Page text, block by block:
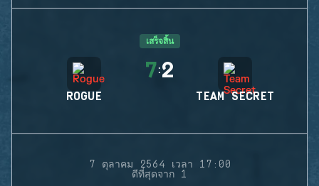
เสร็จสิ้น
ROGUE
7:2
TEAM SECRET
7 ตุลาคม 2564 เวลา 17:00
ดีที่สุดจาก 1